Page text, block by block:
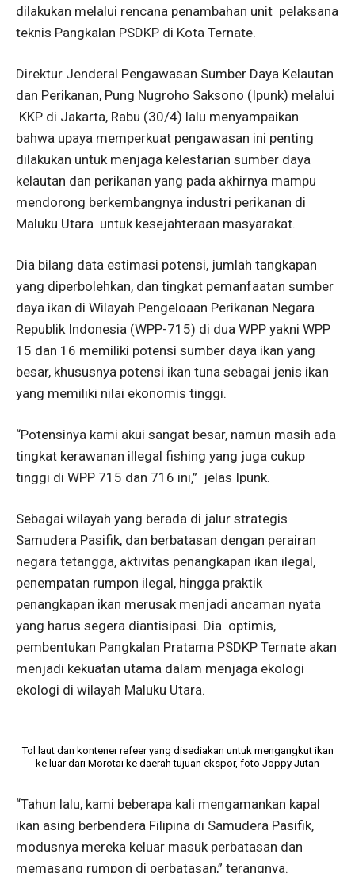
dilakukan melalui rencana penambahan unit pelaksana
teknis Pangkalan PSDKP di Kota Ternate.
Direktur Jenderal Pengawasan Sumber Daya Kelautan
dan Perikanan, Pung Nugroho Saksono (Ipunk) melalui
KKP di Jakarta, Rabu (30/4) lalu menyampaikan
bahwa upaya memperkuat pengawasan ini penting
dilakukan untuk menjaga kelestarian sumber daya
kelautan dan perikanan yang pada akhirnya mampu
mendorong berkembangnya industri perikanan di
Maluku Utara untuk kesejahteraan masyarakat.
Dia bilang data estimasi potensi, jumlah tangkapan
yang diperbolehkan, dan tingkat pemanfaatan sumber
daya ikan di Wilayah Pengeloaan Perikanan Negara
Republik Indonesia (WPP-715) di dua WPP yakni WPP
15 dan 16 memiliki potensi sumber daya ikan yang
besar, khususnya potensi ikan tuna sebagai jenis ikan
yang memiliki nilai ekonomis tinggi.
“Potensinya kami akui sangat besar, namun masih ada
tingkat kerawanan illegal fishing yang juga cukup
tinggi di WPP 715 dan 716 ini,” jelas Ipunk.
Sebagai wilayah yang berada di jalur strategis
Samudera Pasifik, dan berbatasan dengan perairan
negara tetangga, aktivitas penangkapan ikan ilegal,
penempatan rumpon ilegal, hingga praktik
penangkapan ikan merusak menjadi ancaman nyata
yang harus segera diantisipasi. Dia optimis,
pembentukan Pangkalan Pratama PSDKP Ternate akan
menjadi kekuatan utama dalam menjaga ekologi
ekologi di wilayah Maluku Utara.
Tol laut dan kontener refeer yang disediakan untuk mengangkut ikan
ke luar dari Morotai ke daerah tujuan ekspor, foto Joppy Jutan
“Tahun lalu, kami beberapa kali mengamankan kapal
ikan asing berbendera Filipina di Samudera Pasifik,
modusnya mereka keluar masuk perbatasan dan
memasang rumpon di perbatasan,” terangnya.